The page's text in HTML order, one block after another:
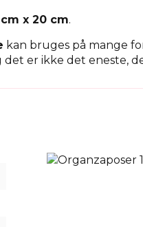
cm x 20 cm.
kan bruges på mange
er ikke det eneste,
til officielle